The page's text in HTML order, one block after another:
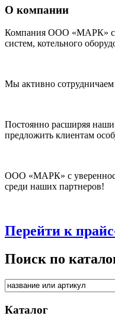
О компании
Компания ООО «МАРК» с
систем, котельного
Мы активно
Постоянно расширяя
предложить клиентам
ООО «МАРК» с
среди наших партнеров!
Перейти к
Поиск по
Каталог